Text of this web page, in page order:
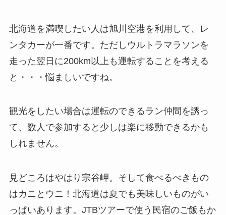
北海道を満喫したい人は旭川空港を利用して、レ
ンタカーが一番です。ただしウルトラマラソンを
走った翌日に200km以上も運転することを考える
と・・・悩ましいですね。
観光をしたい場合は運転のできるラン仲間を誘っ
て、数人で参加すると少しは楽に移動できるかも
しれません。
見どころはやはり宗谷岬。そして食べるべきもの
はカニとウニ！北海道は夏でも美味しいものがい
っぱいあります。JTBツアーで使う民宿のご飯もか